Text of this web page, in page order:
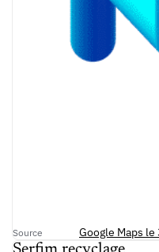
Source Google Maps